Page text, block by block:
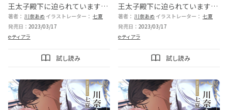
王太子殿下に迫られています。
④［学園祭編］下
著者： 川奈あめ イラストレーター： 七夏
発売日： 2023/03/17
e-ティアラ
試し読み
王太子殿下に迫られています。
④［学園祭編］上
著者： 川奈あめ イラストレーター： 七夏
発売日： 2023/03/17
e-ティアラ
試し読み